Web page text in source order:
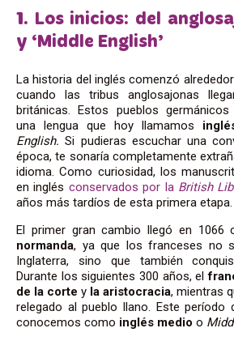
1. Los inicios: del
y ‘Middle English’
La historia del inglés comenzó
cuando las tribus anglosajonas
británicas. Estos pueblos
una lengua que hoy llamamos
English.Si pudieras escuchar una
época, te sonaría completamente
idioma. Como curiosidad, los
en inglés conservados por la British
años más tardíos de esta primera etapa.
El primer gran cambio llegó en 1066
normanda, ya que los franceses no
Inglaterra, sino que también
Durante los siguientes 300 años, el
de la corte y la aristocracia, mientras
relegado al pueblo llano. Este período
conocemos como inglés medio o